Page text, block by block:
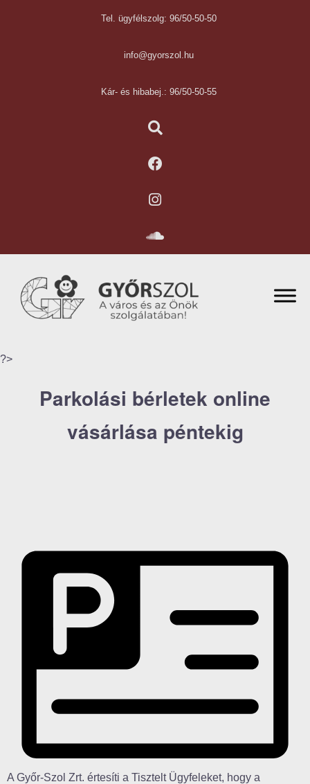
Tel. ügyfélszolg: 96/50-50-50
info@gyorszol.hu
Kár- és hibabej.: 96/50-50-55
?>
Parkolási bérletek online
vásárlása péntekig
A Győr-Szol Zrt. értesíti a Tisztelt Ügyfeleket, hogy a